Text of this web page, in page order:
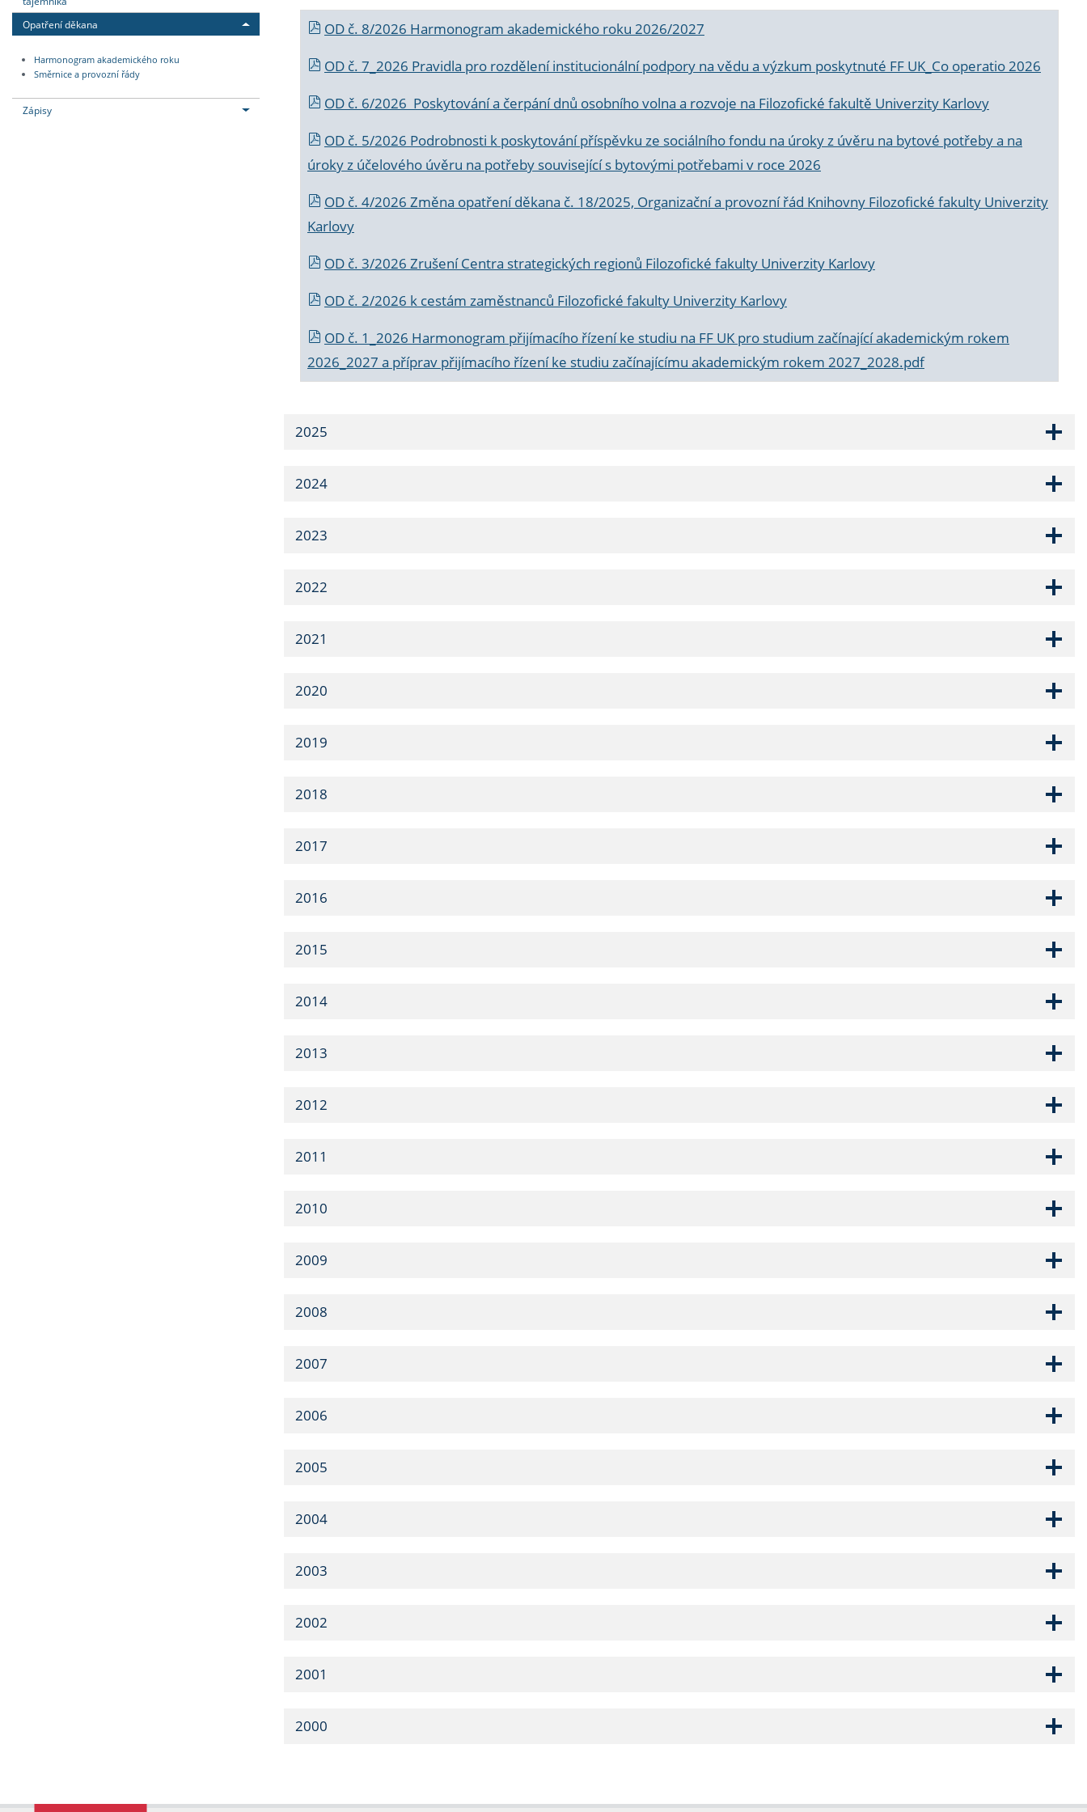
Opatření děkana
Harmonogram akademického roku
Směrnice a provozní řády
Zápisy
OD č. 8/2026 Harmonogram akademického roku 2026/2027
OD č. 7_2026 Pravidla pro rozdělení institucionální podpory na vědu a výzkum poskytnuté FF UK_Co operatio 2026
OD č. 6/2026 Poskytování a čerpání dnů osobního volna a rozvoje na Filozofické fakultě Univerzity Karlovy
OD č. 5/2026 Podrobnosti k poskytování příspěvku ze sociálního fondu na úroky z úvěru na bytové potřeby a na
úroky z účelového úvěru na potřeby související s bytovými potřebami v roce 2026
OD č. 4/2026 Změna opatření děkana č. 18/2025, Organizační a provozní řád Knihovny Filozofické fakulty Univerzity
Karlovy
OD č. 3/2026 Zrušení Centra strategických regionů Filozofické fakulty Univerzity Karlovy
OD č. 2/2026 k cestám zaměstnanců Filozofické fakulty Univerzity Karlovy
OD č. 1_2026 Harmonogram přijímacího řízení ke studiu na FF UK pro studium začínající akademickým rokem
2026_2027 a příprav přijímacího řízení ke studiu začínajícímu akademickým rokem 2027_2028.pdf
2025
2024
2023
2022
2021
2020
2019
2018
2017
2016
2015
2014
2013
2012
2011
2010
2009
2008
2007
2006
2005
2004
2003
2002
2001
2000